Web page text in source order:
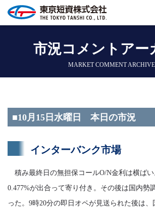
市況コメントアー
MARKET COMMENT
■10月15日水曜日 本日の市況
インターバンク市場
積み最終日の無担保コールO/N金利は横ば
0.477%が出合って寄り付き。その後は国内勢
った。9時20分の即日オペが見送られた後は、